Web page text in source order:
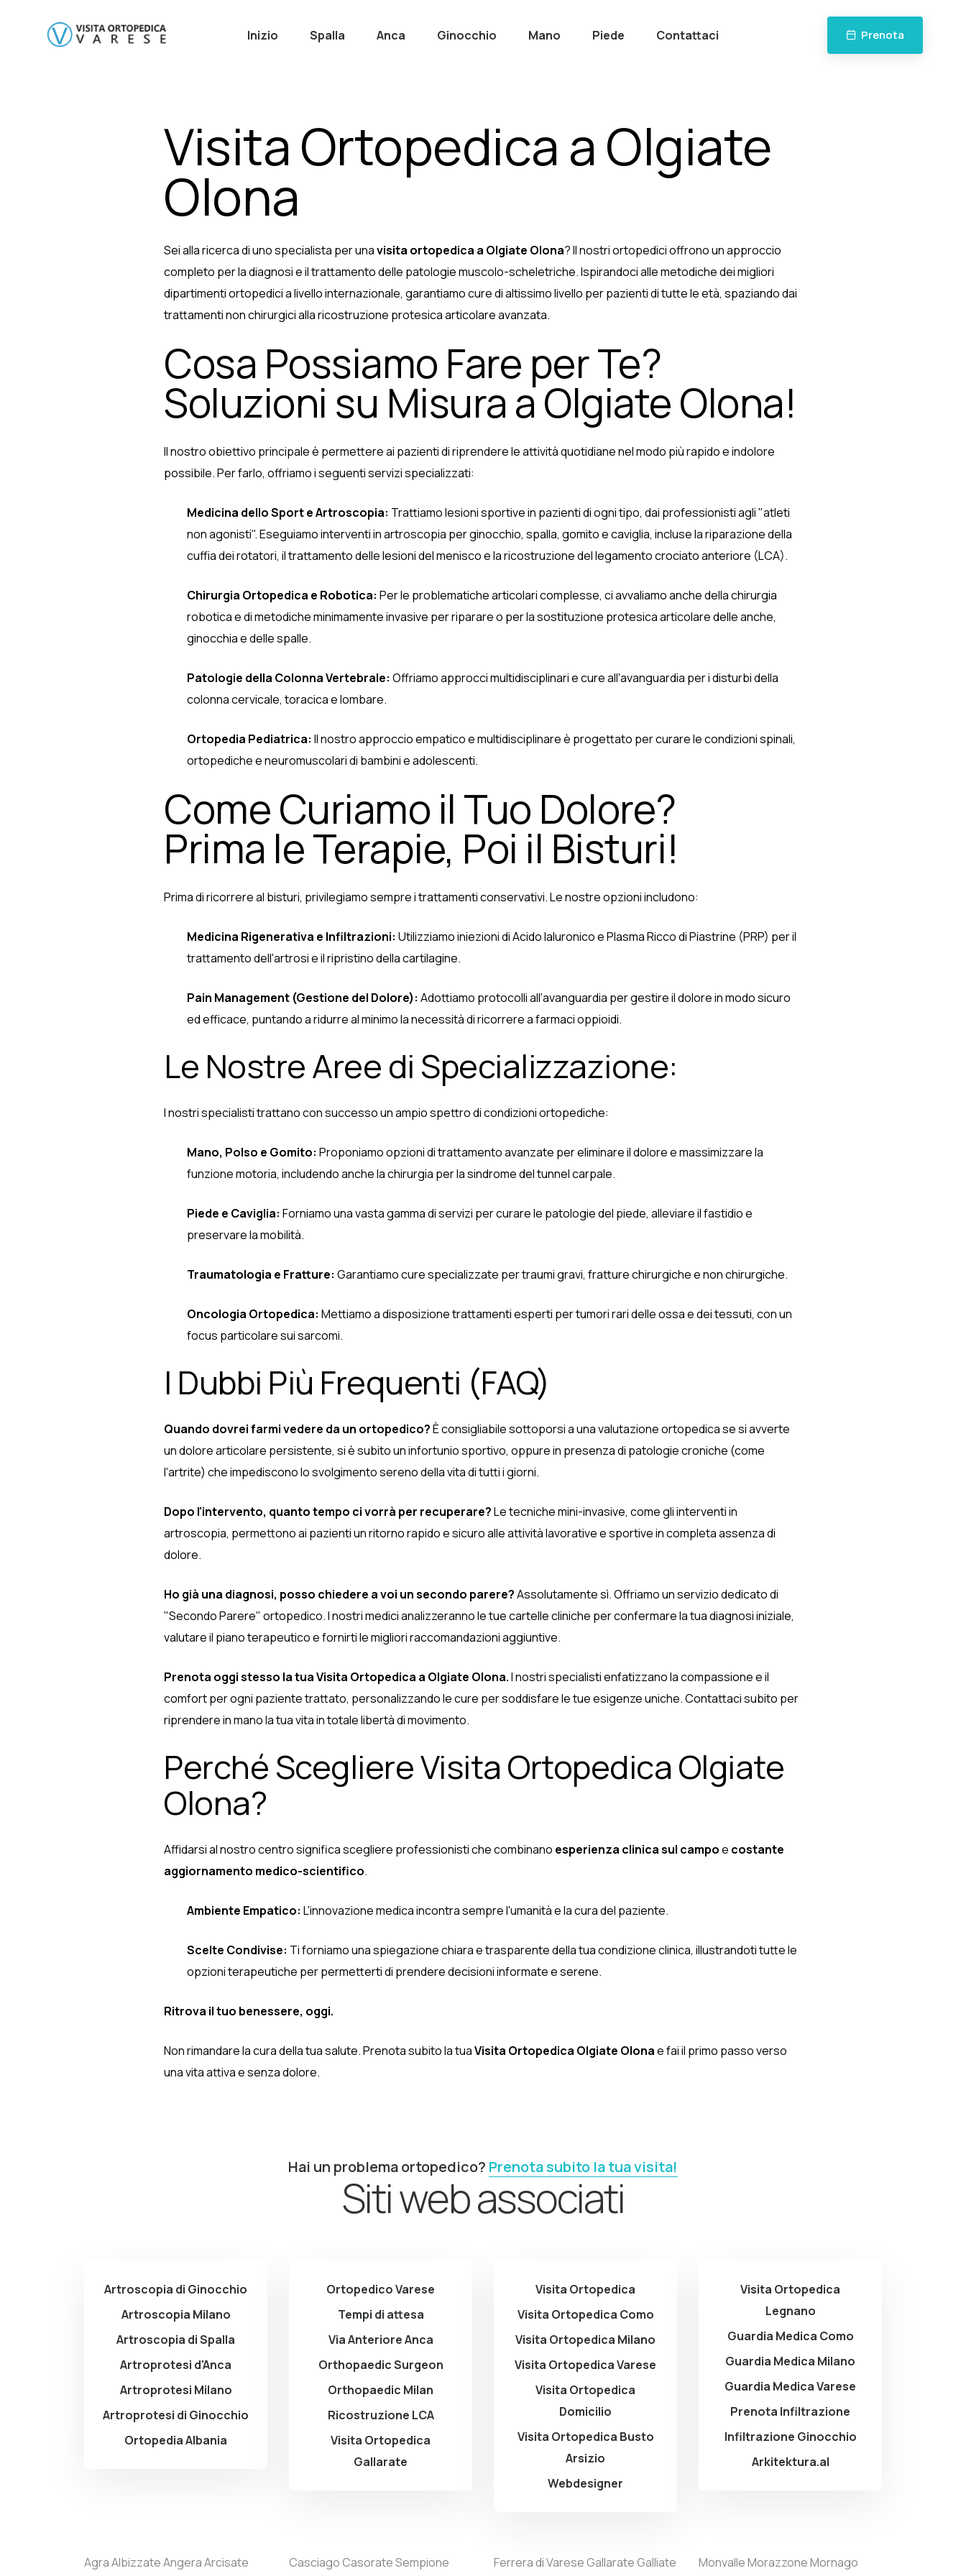
Inizio Spalla Anca Ginocchio Mano Piede Contattaci Prenota
Visita Ortopedica a Olgiate
Olona
Sei alla ricerca di uno specialista per unavisita ortopedica a Olgiate Olona? Il nostri ortopedici offrono un approccio
completo per la diagnosi e il trattamento delle patologie muscolo-scheletriche. Ispirandoci alle metodiche dei migliori
dipartimenti ortopedici a livello internazionale, garantiamo cure di altissimo livello per pazienti di tutte le età, spaziando dai
trattamenti non chirurgici alla ricostruzione protesica articolare avanzata.
Cosa Possiamo Fare per Te?
Soluzioni su Misura a Olgiate Olona!
Il nostro obiettivo principale è permettere ai pazienti di riprendere le attività quotidiane nel modo più rapido e indolore
possibile. Per farlo, offriamo i seguenti servizi specializzati:
Medicina dello Sport e Artroscopia: Trattiamo lesioni sportive in pazienti di ogni tipo, dai professionisti agli "atleti
non agonisti". Eseguiamo interventi in artroscopia per ginocchio, spalla, gomito e caviglia, incluse la riparazione della
cuffia dei rotatori, il trattamento delle lesioni del menisco e la ricostruzione del legamento crociato anteriore (LCA).
Chirurgia Ortopedica e Robotica: Per le problematiche articolari complesse, ci avvaliamo anche della chirurgia
robotica e di metodiche minimamente invasive per riparare o per la sostituzione protesica articolare delle anche,
ginocchia e delle spalle.
Patologie della Colonna Vertebrale: Offriamo approcci multidisciplinari e cure all'avanguardia per i disturbi della
colonna cervicale, toracica e lombare.
Ortopedia Pediatrica: Il nostro approccio empatico e multidisciplinare è progettato per curare le condizioni spinali,
ortopediche e neuromuscolari di bambini e adolescenti.
Come Curiamo il Tuo Dolore?
Prima le Terapie, Poi il Bisturi!
Prima di ricorrere al bisturi, privilegiamo sempre i trattamenti conservativi. Le nostre opzioni includono:
Medicina Rigenerativa e Infiltrazioni: Utilizziamo iniezioni di Acido Ialuronico e Plasma Ricco di Piastrine (PRP) per il
trattamento dell'artrosi e il ripristino della cartilagine.
Pain Management (Gestione del Dolore): Adottiamo protocolli all'avanguardia per gestire il dolore in modo sicuro
ed efficace, puntando a ridurre al minimo la necessità di ricorrere a farmaci oppioidi.
Le Nostre Aree di Specializzazione:
I nostri specialisti trattano con successo un ampio spettro di condizioni ortopediche:
Mano, Polso e Gomito: Proponiamo opzioni di trattamento avanzate per eliminare il dolore e massimizzare la
funzione motoria, includendo anche la chirurgia per la sindrome del tunnel carpale.
Piede e Caviglia: Forniamo una vasta gamma di servizi per curare le patologie del piede, alleviare il fastidio e
preservare la mobilità.
Traumatologia e Fratture: Garantiamo cure specializzate per traumi gravi, fratture chirurgiche e non chirurgiche.
Oncologia Ortopedica: Mettiamo a disposizione trattamenti esperti per tumori rari delle ossa e dei tessuti, con un
focus particolare sui sarcomi.
I Dubbi Più Frequenti (FAQ)
Quando dovrei farmi vedere da un ortopedico?È consigliabile sottoporsi a una valutazione ortopedica se si avverte
un dolore articolare persistente, si è subito un infortunio sportivo, oppure in presenza di patologie croniche (come
l'artrite) che impediscono lo svolgimento sereno della vita di tutti i giorni.
Dopo l'intervento, quanto tempo ci vorrà per recuperare?Le tecniche mini-invasive, come gli interventi in
artroscopia, permettono ai pazienti un ritorno rapido e sicuro alle attività lavorative e sportive in completa assenza di
dolore.
Ho già una diagnosi, posso chiedere a voi un secondo parere?Assolutamente sì. Offriamo un servizio dedicato di
"Secondo Parere" ortopedico. I nostri medici analizzeranno le tue cartelle cliniche per confermare la tua diagnosi iniziale,
valutare il piano terapeutico e fornirti le migliori raccomandazioni aggiuntive.
Prenota oggi stesso la tua Visita Ortopedica a Olgiate Olona.I nostri specialisti enfatizzano la compassione e il
comfort per ogni paziente trattato, personalizzando le cure per soddisfare le tue esigenze uniche. Contattaci subito per
riprendere in mano la tua vita in totale libertà di movimento.
Perché Scegliere Visita Ortopedica Olgiate
Olona?
Affidarsi al nostro centro significa scegliere professionisti che combinano esperienza clinica sul campoe costante
aggiornamento medico-scientifico.
Ambiente Empatico: L'innovazione medica incontra sempre l'umanità e la cura del paziente.
Scelte Condivise: Ti forniamo una spiegazione chiara e trasparente della tua condizione clinica, illustrandoti tutte le
opzioni terapeutiche per permetterti di prendere decisioni informate e serene.
Ritrova il tuo benessere, oggi.
Non rimandare la cura della tua salute. Prenota subito la tuaVisita Ortopedica Olgiate Olonae fai il primo passo verso
una vita attiva e senza dolore.
Hai un problema ortopedico? Prenota subito la tua visita!
Siti web associati
Artroscopia di Ginocchio
Artroscopia Milano
Artroscopia di Spalla
Artroprotesi d'Anca
Artroprotesi Milano
Artroprotesi di Ginocchio
Ortopedia Albania
Ortopedico Varese
Tempi di attesa
Via Anteriore Anca
Orthopaedic Surgeon
Orthopaedic Milan
Ricostruzione LCA
Visita Ortopedica
Gallarate
Visita Ortopedica
Visita Ortopedica Como
Visita Ortopedica Milano
Visita Ortopedica Varese
Visita Ortopedica
Domicilio
Visita Ortopedica Busto
Arsizio
Webdesigner
Visita Ortopedica
Legnano
Guardia Medica Como
Guardia Medica Milano
Guardia Medica Varese
Prenota Infiltrazione
Infiltrazione Ginocchio
Arkitektura.al
AgraAlbizzateAngeraArcisate Casciago Casorate Sempione Ferrera di Varese Gallarate Galliate MonvalleMorazzoneMornago